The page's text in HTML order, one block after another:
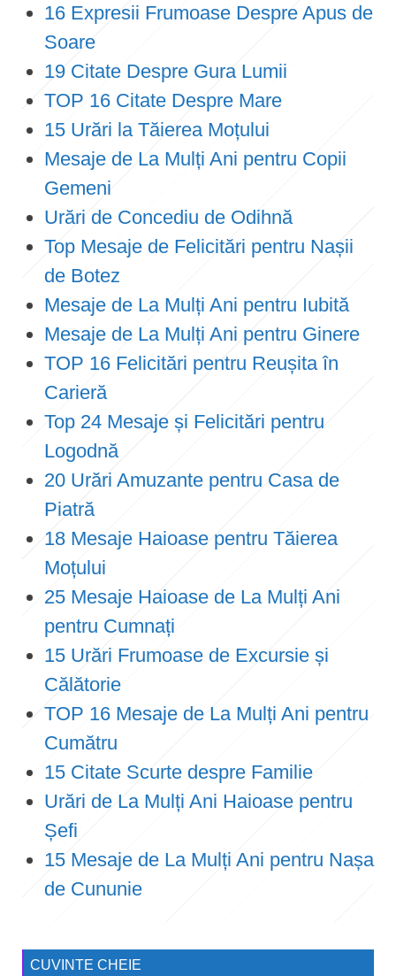
16 Expresii Frumoase Despre Apus de
Soare
19 Citate Despre Gura Lumii
TOP 16 Citate Despre Mare
15 Urări la Tăierea Moțului
Mesaje de La Mulți Ani pentru Copii
Gemeni
Urări de Concediu de Odihnă
Top Mesaje de Felicitări pentru Nașii
de Botez
Mesaje de La Mulți Ani pentru Iubită
Mesaje de La Mulți Ani pentru Ginere
TOP 16 Felicitări pentru Reușita în
Carieră
Top 24 Mesaje și Felicitări pentru
Logodnă
20 Urări Amuzante pentru Casa de
Piatră
18 Mesaje Haioase pentru Tăierea
Moțului
25 Mesaje Haioase de La Mulți Ani
pentru Cumnați
15 Urări Frumoase de Excursie și
Călătorie
TOP 16 Mesaje de La Mulți Ani pentru
Cumătru
15 Citate Scurte despre Familie
Urări de La Mulți Ani Haioase pentru
Șefi
15 Mesaje de La Mulți Ani pentru Nașa
de Cununie
CUVINTE CHEIE